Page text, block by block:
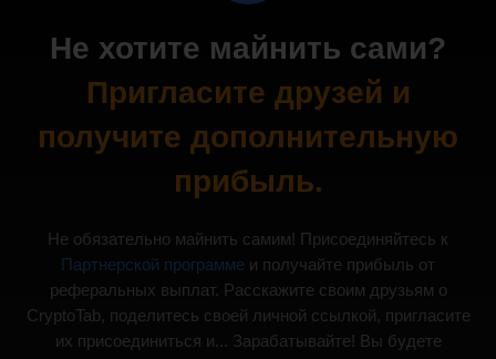
Не хотите майнить сами?
Пригласите друзей и
получите дополнительную
прибыль.
Не обязательно майнить самим! Присоединяйтесь к
Партнерской программе и получайте прибыль от
реферальных выплат. Расскажите своим друзьям о
CryptoTab, поделитесь своей личной ссылкой, пригласите
их присоединиться и... Зарабатывайте! Вы будете